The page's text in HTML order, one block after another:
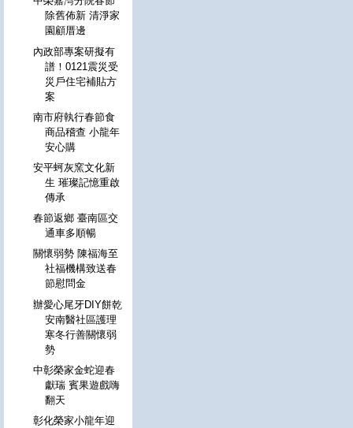
除舊佈新 清淨家
園顧厝邊
內政部專案研擬有
譜！0121震災受
災戶住宅補貼方
案
南市府執行春節食
商品稽查 小龍年
安心購
安平蚵灰窯文化新
生 璀璨記憶重啟
傳承
春節返鄉 臺南區交
通車多順暢
關懷弱勢 陳福海至
社福機構致送春
節慰問金
辦愛心尾牙DIY餅乾
安南醫社區護理
寒冬行善關懷弱
勢
中彰榮家金蛇迎春
獻瑞 賓果遊戲嗨
翻天
彰化榮家小龍年迎